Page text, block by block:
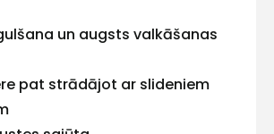
un augsts valkāšanas
pat strādājot ar slideniem